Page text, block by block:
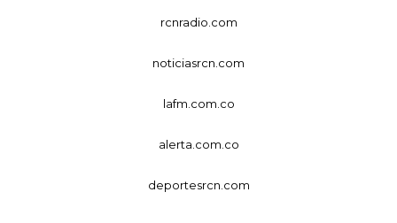
rcnradio.com
noticiasrcn.com
lafm.com.co
alerta.com.co
deportesrcn.com